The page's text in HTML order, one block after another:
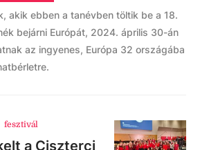
akik ebben a tanévben töltik be a 18.
bejárni Európát, 2024. április 30-án
az ingyenes, Európa 32 országába
fesztivál
a Ciszterci